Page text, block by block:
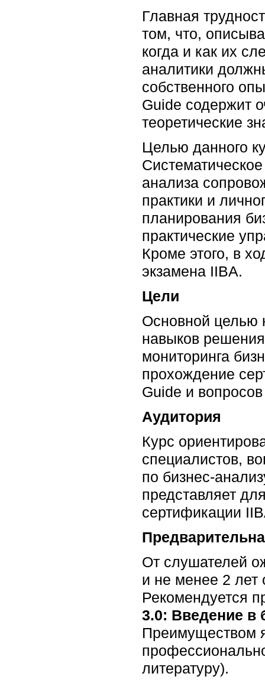
Главная
том, что,
когда и как их
аналитики
собственного
Guide содержит
теоретические
Целью данного
анализа
практики и
планирования
практические
Кроме этого, в
экзамена IIBA.
Цели
Основной целью
навыков
мониторинга
прохождение
Guide и
Аудитория
Курс
специалистов,
по бизнес-
представляет
сертификации
От слушателей
и не менее 2 лет
Рекомендуется
3.0: Введение в
Преимуществом
литературу).